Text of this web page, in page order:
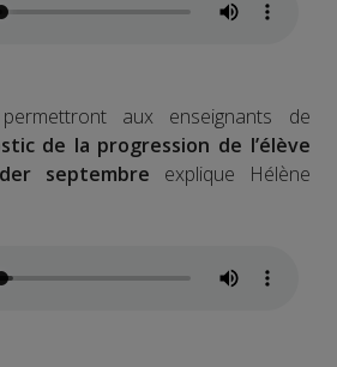
aux enseignants de
de la progression de l’élève
septembre explique Hélène